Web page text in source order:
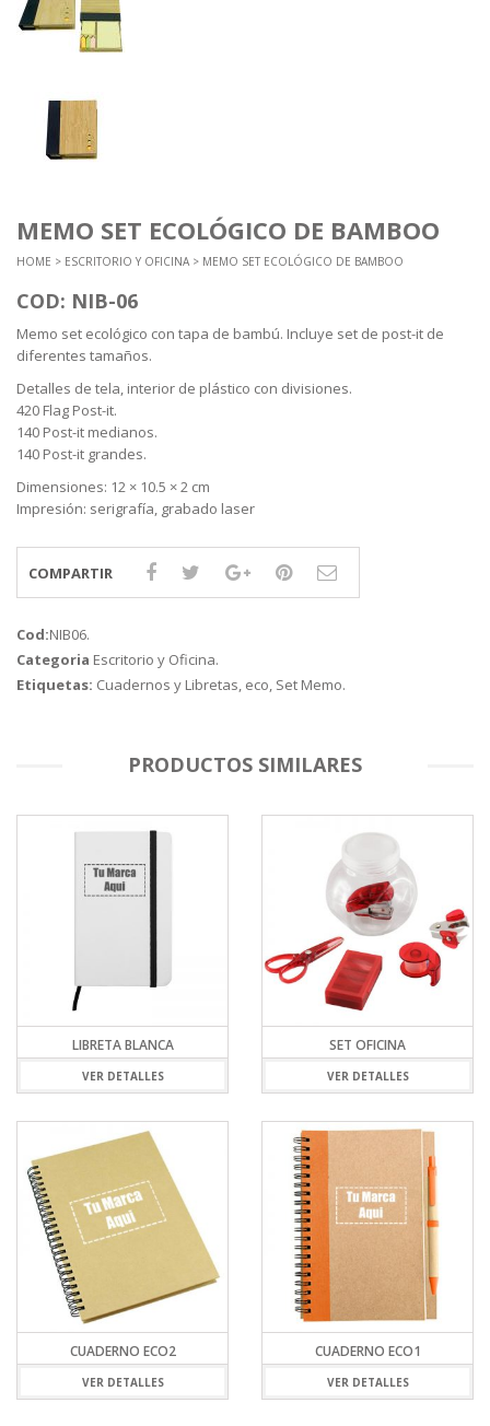
MEMO SET ECOLÓGICO DE BAMBOO
HOME > ESCRITORIO Y OFICINA > MEMO SET ECOLÓGICO DE BAMBOO
COD: NIB-06
Memo set ecológico con tapa de bambú. Incluye set de post-it de
diferentes tamaños.
Detalles de tela, interior de plástico con divisiones.
420 Flag Post-it.
140 Post-it medianos.
140 Post-it grandes.
Dimensiones: 12 × 10.5 × 2 cm
Impresión: serigrafía, grabado laser
COMPARTIR
Cod:NIB06.
Categoria Escritorio y Oficina.
Etiquetas: Cuadernos y Libretas, eco, Set Memo.
PRODUCTOS SIMILARES
LIBRETA BLANCA
VER DETALLES
SET OFICINA
VER DETALLES
CUADERNO ECO2
VER DETALLES
CUADERNO ECO1
VER DETALLES